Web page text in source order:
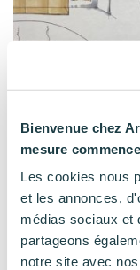
Bienvenue chez
mesure
Les cookies nous
et les annonces,
médias sociaux et
partageons
notre site avec
CO-
QUI NE